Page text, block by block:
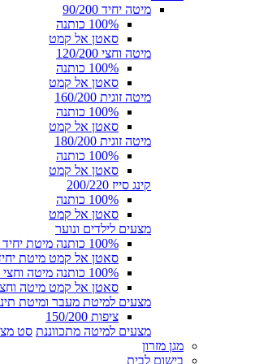
מיטה יחיד 90/200
100% כותנה
סאטן אל קמט
מיטה וחצי 120/200
100% כותנה
סאטן אל קמט
מיטה זוגית 160/200
100% כותנה
סאטן אל קמט
מיטה זוגית 180/200
100% כותנה
סאטן אל קמט
קינג סייז 200/220
100% כותנה
סאטן אל קמט
מצעים לילדים ונוער
100% כותנה מיטת יחיד 90/200
סאטן אל קמט מיטת יחיד 90/
100% כותנה מיטה וחצי 120/200
סאטן אל קמט מיטה וחצי 120/
מצעים למיטת מעבר ומיטת
ציפות 150/200
מצעים למיטה מתכווננת סט
מגן מזרון
בישום לבית